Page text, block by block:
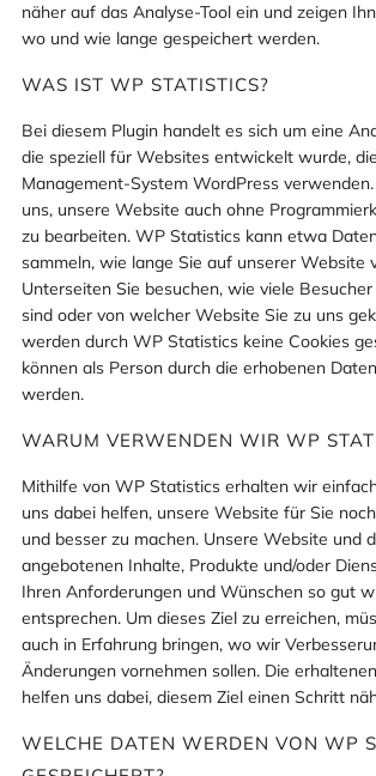
näher auf das Analyse-Tool ein und zeigen
wo und wie lange gespeichert werden.
WAS IST WP STATISTICS?
Bei diesem Plugin handelt es sich um eine
die speziell für Websites entwickelt wurde,
Management-System WordPress
uns, unsere Website auch ohne
zu bearbeiten. WP Statistics kann etwa
sammeln, wie lange Sie auf unserer Website
Unterseiten Sie besuchen, wie viele
sind oder von welcher Website Sie zu uns
werden durch WP Statistics keine Cookies
können als Person durch die erhobenen
werden.
WARUM VERWENDEN WIR WP
Mithilfe von WP Statistics erhalten wir
uns dabei helfen, unsere Website für Sie
und besser zu machen. Unsere Website und
angebotenen Inhalte, Produkte und/oder
Ihren Anforderungen und Wünschen so gut
entsprechen. Um dieses Ziel zu erreichen,
auch in Erfahrung bringen, wo wir
Änderungen vornehmen sollen. Die
helfen uns dabei, diesem Ziel einen Schritt
WELCHE DATEN WERDEN VON WP